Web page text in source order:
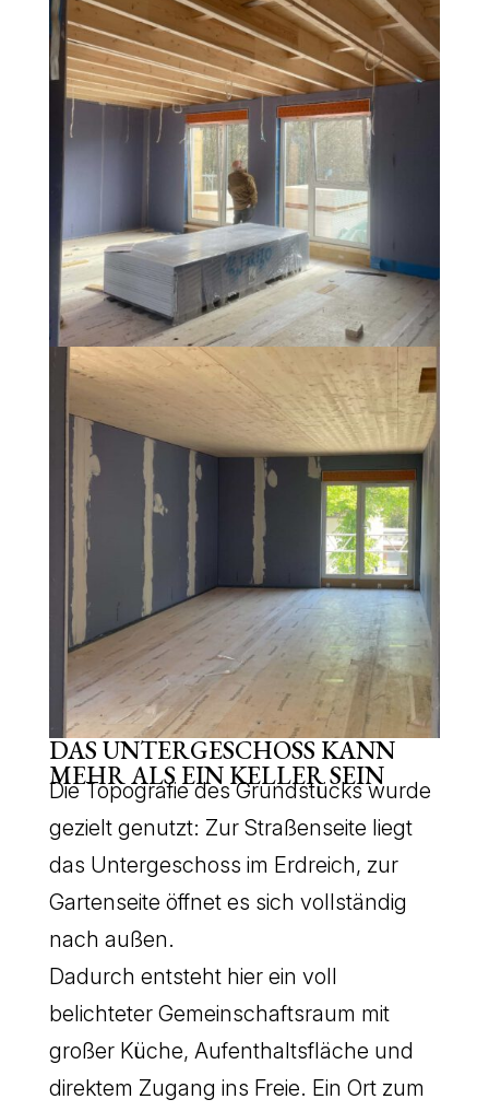
DAS UNTERGESCHOSS KANN
MEHR ALS EIN KELLER SEIN
Die Topografie des Grundstücks wurde
gezielt genutzt: Zur Straßenseite liegt
das Untergeschoss im Erdreich, zur
Gartenseite öffnet es sich vollständig
nach außen.
Dadurch entsteht hier ein voll
belichteter Gemeinschaftsraum mit
großer Küche, Aufenthaltsfläche und
direktem Zugang ins Freie. Ein Ort zum